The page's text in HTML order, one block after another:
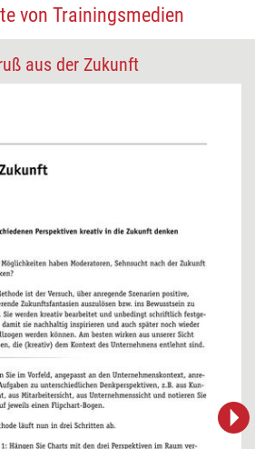
von Trainingsmedien
aus der Zukunft